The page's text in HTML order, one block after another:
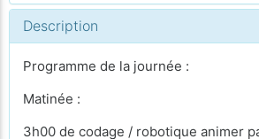
Description
Programme de la journée :
Matinée :
3h00 de codage / robotique animer